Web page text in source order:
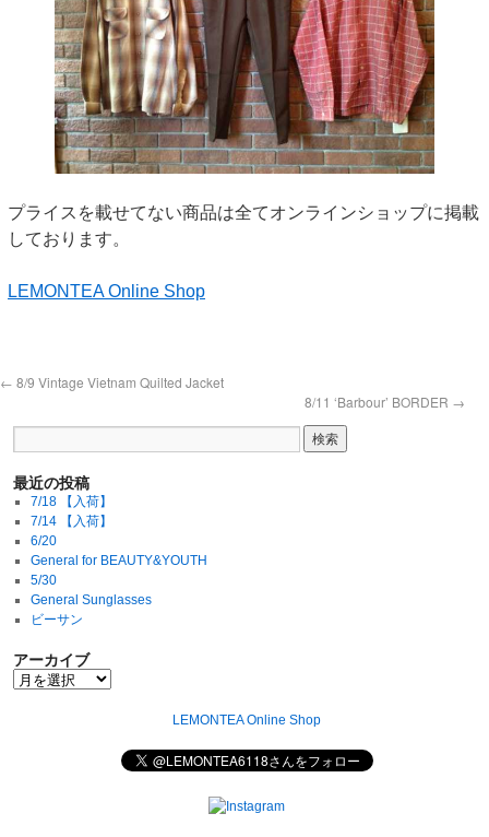
プライスを載せてない商品は全てオンラインショップに掲載
しております。
LEMONTEA Online Shop
← 8/9 Vintage Vietnam Quilted Jacket
8/11 ‘Barbour’ BORDER →
最近の投稿
7/18 【入荷】
7/14 【入荷】
6/20
General for BEAUTY&YOUTH
5/30
General Sunglasses
ビーサン
アーカイブ
LEMONTEA Online Shop